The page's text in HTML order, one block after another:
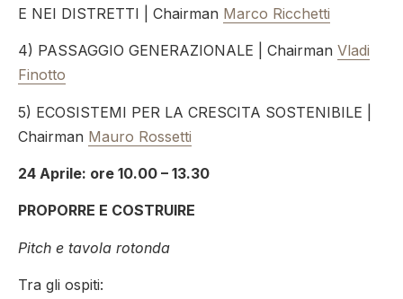
E NEI DISTRETTI | Chairman Marco Ricchetti
4) PASSAGGIO GENERAZIONALE | Chairman Vladi
Finotto
5) ECOSISTEMI PER LA CRESCITA SOSTENIBILE |
Chairman Mauro Rossetti
24 Aprile: ore 10.00 – 13.30
PROPORRE E COSTRUIRE
Pitch e tavola rotonda
Tra gli ospiti: